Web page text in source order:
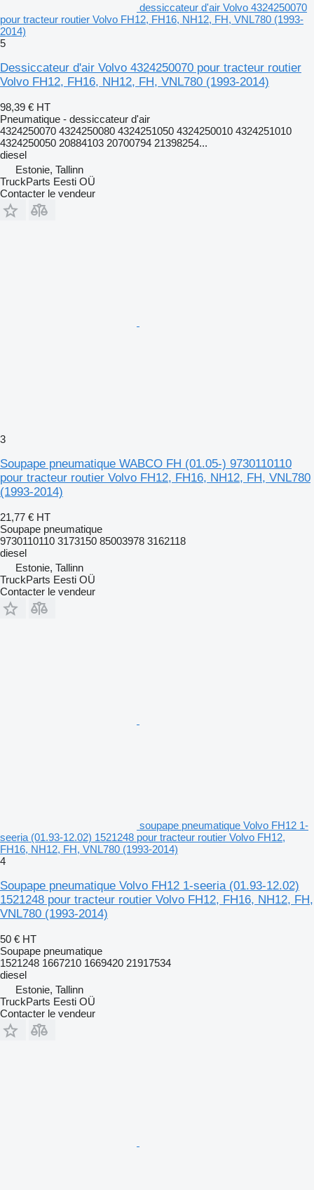
dessiccateur d'air Volvo 4324250070
pour tracteur routier Volvo FH12, FH16, NH12, FH, VNL780 (1993-
2014)
5
Dessiccateur d'air Volvo 4324250070 pour tracteur routier
Volvo FH12, FH16, NH12, FH, VNL780 (1993-2014)
98,39 € HT
Pneumatique - dessiccateur d'air
4324250070 4324250080 4324251050 4324250010 4324251010
4324250050 20884103 20700794 21398254...
diesel
Estonie, Tallinn
TruckParts Eesti OÜ
Contacter le vendeur
3
Soupape pneumatique WABCO FH (01.05-) 9730110110
pour tracteur routier Volvo FH12, FH16, NH12, FH, VNL780
(1993-2014)
21,77 € HT
Soupape pneumatique
9730110110 3173150 85003978 3162118
diesel
Estonie, Tallinn
TruckParts Eesti OÜ
Contacter le vendeur
soupape pneumatique Volvo FH12 1-
seeria (01.93-12.02) 1521248 pour tracteur routier Volvo FH12,
FH16, NH12, FH, VNL780 (1993-2014)
4
Soupape pneumatique Volvo FH12 1-seeria (01.93-12.02)
1521248 pour tracteur routier Volvo FH12, FH16, NH12, FH,
VNL780 (1993-2014)
50 € HT
Soupape pneumatique
1521248 1667210 1669420 21917534
diesel
Estonie, Tallinn
TruckParts Eesti OÜ
Contacter le vendeur